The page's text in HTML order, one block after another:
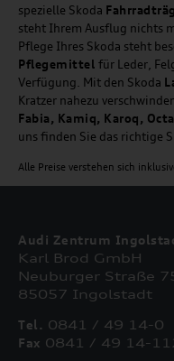
spezielle Skoda
steht Ihrem Ausflug nichts
Pflege Ihres Skoda steht
Pflegemittel für Leder,
Verfügung. Mit den Skoda
Kratzer nahezu
Fabia, Kamiq, Karoq,
uns finden Sie das richtige
Alle Preise verstehen sich
Audi Zentrum
Karl Brod GmbH
Neuburger Straße
85057 Ingolstadt
Tel. 0841 / 49 14-0
Fax 0841 / 49 14-